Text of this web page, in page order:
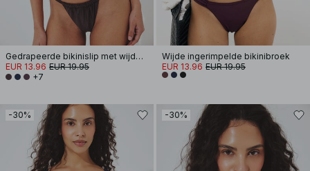
Gedrapeerde bikinislip met wijde band
EUR 13.96 EUR 19.95
+7
Wijde ingerimpelde bikinibroek
EUR 13.96 EUR 19.95
-30% -30%